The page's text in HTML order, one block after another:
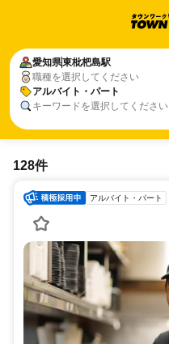
愛知県東枇杷島駅
職種を選択してください
アルバイト・パート
キーワードを選択してください
128件
アルバイト・パート